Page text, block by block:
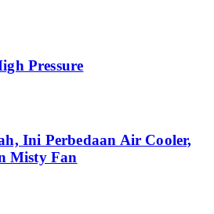
Pressure
Ini Perbedaan Air Cooler,
Misty Fan